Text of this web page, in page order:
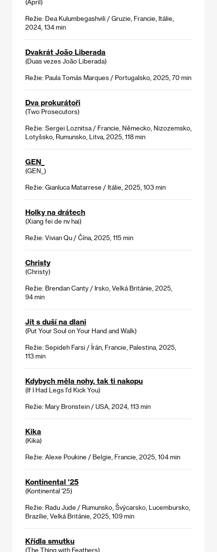
(April)
Režie: Dea Kulumbegashvili / Gruzie, Francie, Itálie,
2024, 134 min
Dvakrát João Liberada
(Duas vezes João Liberada)
Režie: Paula Tomás Marques / Portugalsko, 2025, 70 min
Dva prokurátoři
(Two Prosecutors)
Režie: Sergei Loznitsa / Francie, Německo, Nizozemsko,
Lotyšsko, Rumunsko, Litva, 2025, 118 min
GEN_
(GEN_)
Režie: Gianluca Matarrese / Itálie, 2025, 103 min
Holky na drátech
(Xiang fei de nv hai)
Režie: Vivian Qu / Čína, 2025, 115 min
Christy
(Christy)
Režie: Brendan Canty / Irsko, Velká Británie, 2025,
94 min
Jít s duší na dlani
(Put Your Soul on Your Hand and Walk)
Režie: Sepideh Farsi / Írán, Francie, Palestina, 2025,
113 min
Kdybych měla nohy, tak ti nakopu
(If I Had Legs I'd Kick You)
Režie: Mary Bronstein / USA, 2024, 113 min
Kika
(Kika)
Režie: Alexe Poukine / Belgie, Francie, 2025, 104 min
Kontinental '25
(Kontinental '25)
Režie: Radu Jude / Rumunsko, Švýcarsko, Lucembursko,
Brazílie, Velká Británie, 2025, 109 min
Křídla smutku
(The Thing with Feathers)